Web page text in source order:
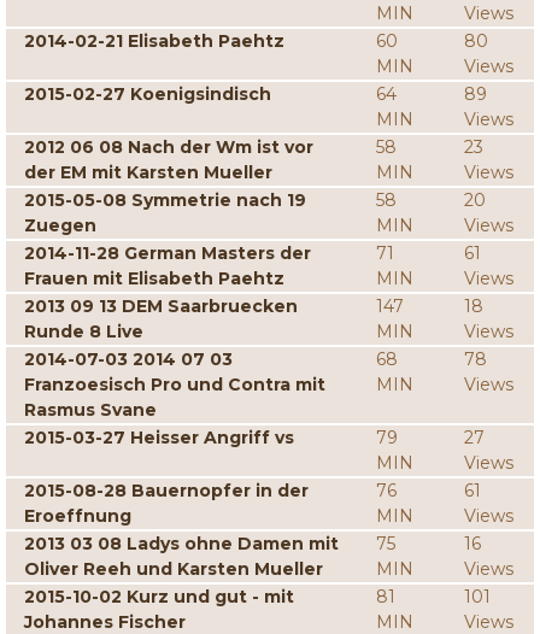
MIN
Views
2014-02-21 Elisabeth Paehtz
60
MIN
80
Views
2015-02-27 Koenigsindisch
64
MIN
89
Views
2012 06 08 Nach der Wm ist vor
der EM mit Karsten Mueller
58
MIN
23
Views
2015-05-08 Symmetrie nach 19
Zuegen
58
MIN
20
Views
2014-11-28 German Masters der
Frauen mit Elisabeth Paehtz
71
MIN
61
Views
2013 09 13 DEM Saarbruecken
Runde 8 Live
147
MIN
18
Views
2014-07-03 2014 07 03
Franzoesisch Pro und Contra mit
Rasmus Svane
68
MIN
78
Views
2015-03-27 Heisser Angriff vs
79
MIN
27
Views
2015-08-28 Bauernopfer in der
Eroeffnung
76
MIN
61
Views
2013 03 08 Ladys ohne Damen mit
Oliver Reeh und Karsten Mueller
75
MIN
16
Views
2015-10-02 Kurz und gut - mit
Johannes Fischer
81
MIN
101
Views